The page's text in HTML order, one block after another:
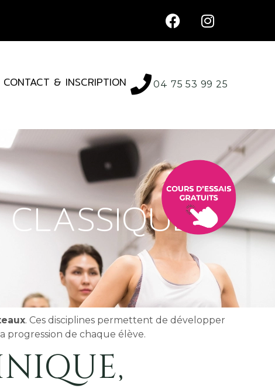
CONTACT & INSCRIPTION 04 75 53 99 25
. Ces disciplines permettent de développer
progression de chaque élève.